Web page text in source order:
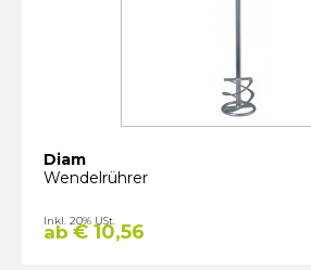
Diam
Wendelrührer
ab € 10,56
Inkl. 20% USt.